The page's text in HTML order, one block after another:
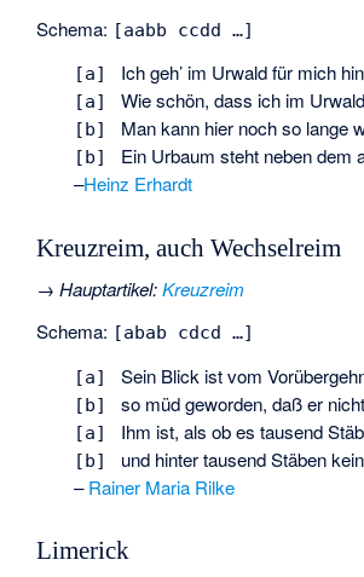
Schema: [aabb ccdd …]
[a] Ich geh’ im Urwald für mich
[a] Wie schön, dass ich im
[b] Man kann hier noch so lange
[b]
Ein Urbaum steht neben dem
–Heinz Erhardt
Kreuzreim, auch Wechselreim
→Hauptartikel:Kreuzreim
Schema: [abab cdcd …]
[a] Sein Blick ist vom
[b] so müd geworden, daß er
[a] Ihm ist, als ob es tausend
[b]
und hinter tausend Stäben
–Rainer Maria Rilke
Limerick